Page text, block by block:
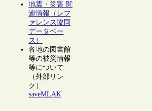
地震・災害 関
連情報（レフ
ァレンス協同
データベー
ス）
各地の図書館
等の被災情報
等について
（外部リン
ク）
saveMLAK